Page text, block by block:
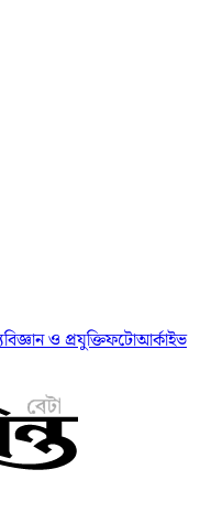
বিজ্ঞান ও প্রযুক্তিফটোআর্কাইভ